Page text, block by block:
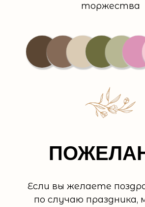
торжества
Если вы желаете
по случаю праздника,